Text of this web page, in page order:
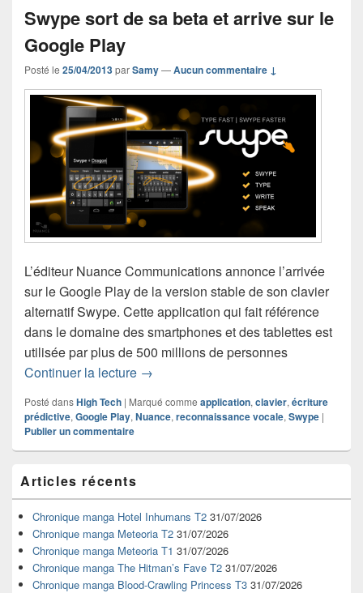
Swype sort de sa beta et arrive sur le
Google Play
Posté le 25/04/2013parSamy—Aucun commentaire ↓
L’éditeur Nuance Communications annonce l’arrivée
sur le Google Play de la version stable de son clavier
alternatif Swype. Cette application qui fait référence
dans le domaine des smartphones et des tablettes est
utilisée par plus de 500 millions de personnes
Continuer la lecture Swype sort de sa beta et arrive sur le
→
Posté dansHigh Tech | Marqué comme application, clavier, écriture
prédictive, Google Play, Nuance, reconnaissance vocale, Swype |
Publier un commentaire
principale
de
widget
pour
barre
latérale
Articles récents
Chronique manga Hotel Inhumans T2 31/07/2026
Chronique manga Meteoria T2 31/07/2026
Chronique manga Meteoria T1 31/07/2026
Chronique manga The Hitman’s Fave T2 31/07/2026
Chronique manga Blood-Crawling Princess T3 31/07/2026